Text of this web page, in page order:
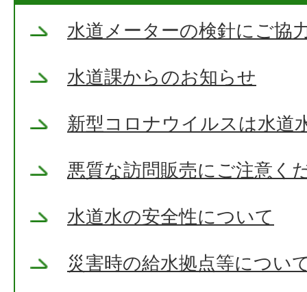
水道メーターの検針にご協
水道課からのお知らせ
新型コロナウイルスは水道
悪質な訪問販売にご注意く
水道水の安全性について
災害時の給水拠点等につい